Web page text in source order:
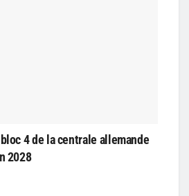
4 de la centrale allemande
2028